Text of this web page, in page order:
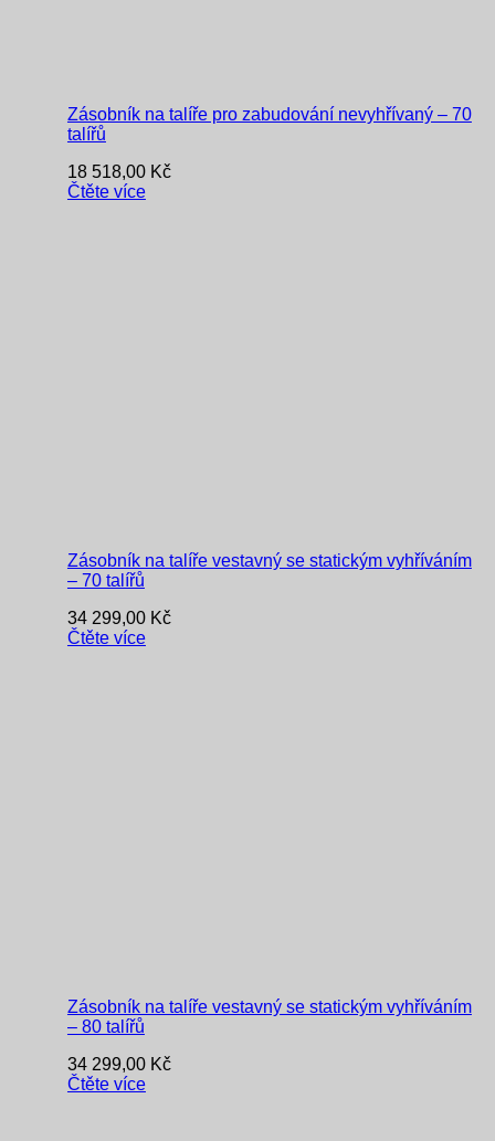
Zásobník na talíře pro zabudování nevyhřívaný – 70
talířů
18 518,00 Kč
Čtěte více
Zásobník na talíře vestavný se statickým vyhříváním
– 70 talířů
34 299,00 Kč
Čtěte více
Zásobník na talíře vestavný se statickým vyhříváním
– 80 talířů
34 299,00 Kč
Čtěte více